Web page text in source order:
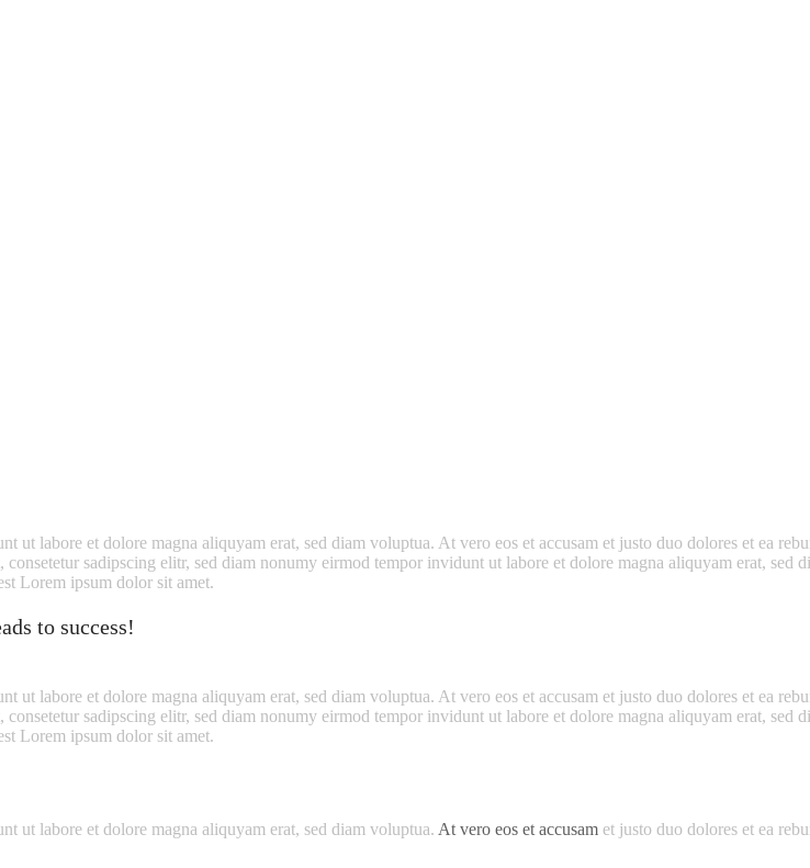
labore et dolore magna aliquyam erat, sed diam voluptua. At vero eos et accusam et justo duo dolores et ea
sadipscing elitr, sed diam nonumy eirmod tempor invidunt ut labore et dolore magna aliquyam erat, sed
Lorem ipsum dolor sit amet.
to success!
labore et dolore magna aliquyam erat, sed diam voluptua. At vero eos et accusam et justo duo dolores et ea
sadipscing elitr, sed diam nonumy eirmod tempor invidunt ut labore et dolore magna aliquyam erat, sed
Lorem ipsum dolor sit amet.
ut labore et dolore magna aliquyam erat, sed diam voluptua. At vero eos et accusam et justo duo dolores et ea